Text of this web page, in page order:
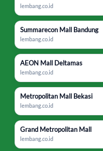
lembang.co.id
Summarecon Mall Bandung
lembang.co.id
AEON Mall Deltamas
lembang.co.id
Metropolitan Mall Bekasi
lembang.co.id
Grand Metropolitan Mall
lembang.co.id